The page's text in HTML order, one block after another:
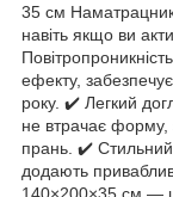
35 см
навіть якщо ви
ефекту,
року. ✔️ Легкий
не втрачає форму,
прань. ✔️ Стильний
додають
140×200×35 см —